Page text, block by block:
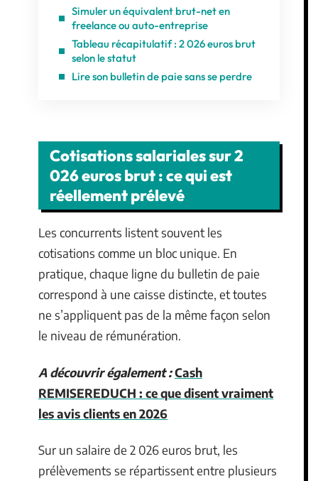
Simuler un équivalent brut-net en
freelance ou auto-entreprise
Tableau récapitulatif : 2 026 euros brut
selon le statut
Lire son bulletin de paie sans se perdre
Cotisations salariales sur 2
026 euros brut : ce qui est
réellement prélevé
Les concurrents listent souvent les
cotisations comme un bloc unique. En
pratique, chaque ligne du bulletin de paie
correspond à une caisse distincte, et toutes
ne s’appliquent pas de la même façon selon
le niveau de rémunération.
A découvrir également :Cash
REMISEREDUCH : ce que disent vraiment
les avis clients en 2026
Sur un salaire de 2 026 euros brut, les
prélèvements se répartissent entre plusieurs